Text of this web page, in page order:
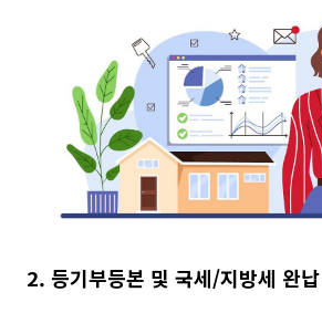
2. 등기부등본 및 국세/지방세 완